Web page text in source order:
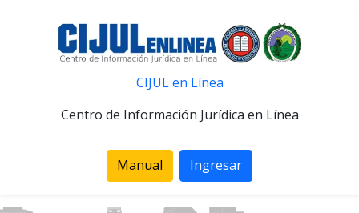
CIJUL en Línea
Centro de Información Jurídica en Línea
Manual Ingresar